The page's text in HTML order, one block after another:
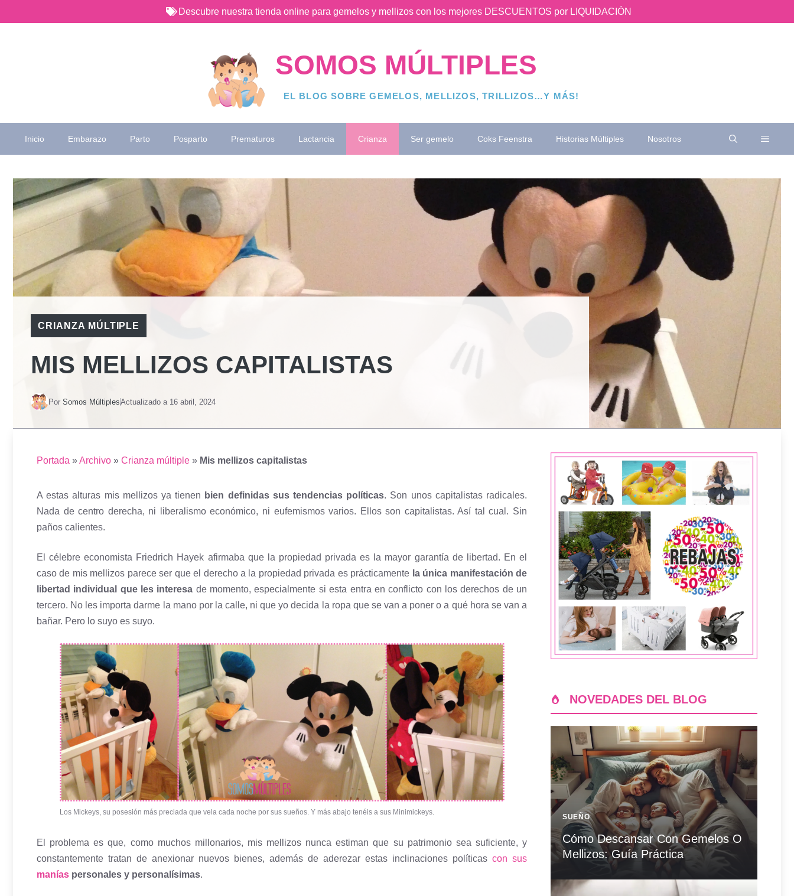
al
Descubre nuestra tienda online para gemelos y mellizos con los mejores DESCUENTOS por LIQUIDACIÓN
SOMOS MÚLTIPLES
EL BLOG SOBRE GEMELOS, MELLIZOS, TRILLIZOS…Y MÁS!
Inicio Embarazo Parto Posparto Prematuros Lactancia Crianza Ser gemelo Coks Feenstra Historias Múltiples Nosotros
CRIANZA MÚLTIPLE
MIS MELLIZOS CAPITALISTAS
Por Somos MúltiplesActualizado a 16 abril, 2024
Portada »Archivo » Crianza múltiple » Mis mellizos capitalistas
A estas alturas mis mellizos ya tienen bien definidas sus tendencias políticas. Son unos capitalistas radicales.
Nada de centro derecha, ni liberalismo económico, ni eufemismos varios. Ellos son capitalistas. Así tal cual. Sin
paños calientes.
El célebre economista Friedrich Hayek afirmaba que la propiedad privada es la mayor garantía de libertad. En el
caso de mis mellizos parece ser que el derecho a la propiedad privada es prácticamente la única manifestación de
libertad individual que les interesa de momento, especialmente si esta entra en conflicto con los derechos de un
tercero. No les importa darme la mano por la calle, ni que yo decida la ropa que se van a poner o a qué hora se van a
bañar. Pero lo suyo es suyo.
Los Mickeys, su posesión más preciada que vela cada noche por sus sueños. Y más abajo tenéis a sus Minimickeys.
El problema es que, como muchos millonarios, mis mellizos nunca estiman que su patrimonio sea suficiente, y
constantemente tratan de anexionar nuevos bienes, además de aderezar estas inclinaciones políticas con sus
manías personales y personalísimas.
NOVEDADES DEL BLOG
SUEÑO
Cómo Descansar Con Gemelos O
Mellizos: Guía Práctica